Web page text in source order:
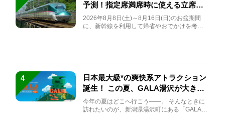
予測！指定席満席時に使える立席特
急券も解説
2026年8月8日(土)～8月16日(日)のお盆期間
に、新幹線を利用して帰省やおでかけを考え
4
日本最大級*の爽快系アトラクション
誕生！ この夏、GALA湯沢が大きく
生まれ変わる
今年の夏はどこへ行こう――。 そんなときに
訪れたいのが、新潟県湯沢町にある「GALA湯